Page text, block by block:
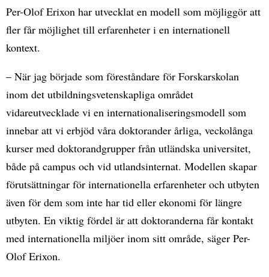
Per-Olof Erixon har utvecklat en modell som möjliggör att
fler får möjlighet till erfarenheter i en internationell
kontext.
– När jag började som föreståndare för Forskarskolan
inom det utbildningsvetenskapliga området
vidareutvecklade vi en internationaliseringsmodell som
innebar att vi erbjöd våra doktorander årliga, veckolånga
kurser med doktorandgrupper från utländska universitet,
både på campus och vid utlandsinternat. Modellen skapar
förutsättningar för internationella erfarenheter och utbyten
även för dem som inte har tid eller ekonomi för längre
utbyten. En viktig fördel är att doktoranderna får kontakt
med internationella miljöer inom sitt område, säger Per-
Olof Erixon.